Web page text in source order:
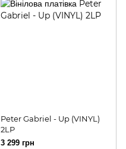
Peter Gabriel - Up (VINYL)
2LP
3 299 грн